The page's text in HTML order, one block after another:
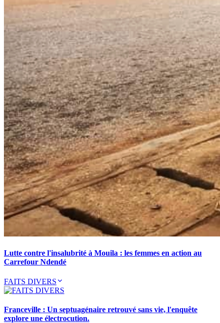
Lutte contre l'insalubrité à Mouila : les femmes en action au
Carrefour Ndendé
FAITS DIVERS
Franceville : Un septuagénaire retrouvé sans vie, l'enquête
explore une électrocution.